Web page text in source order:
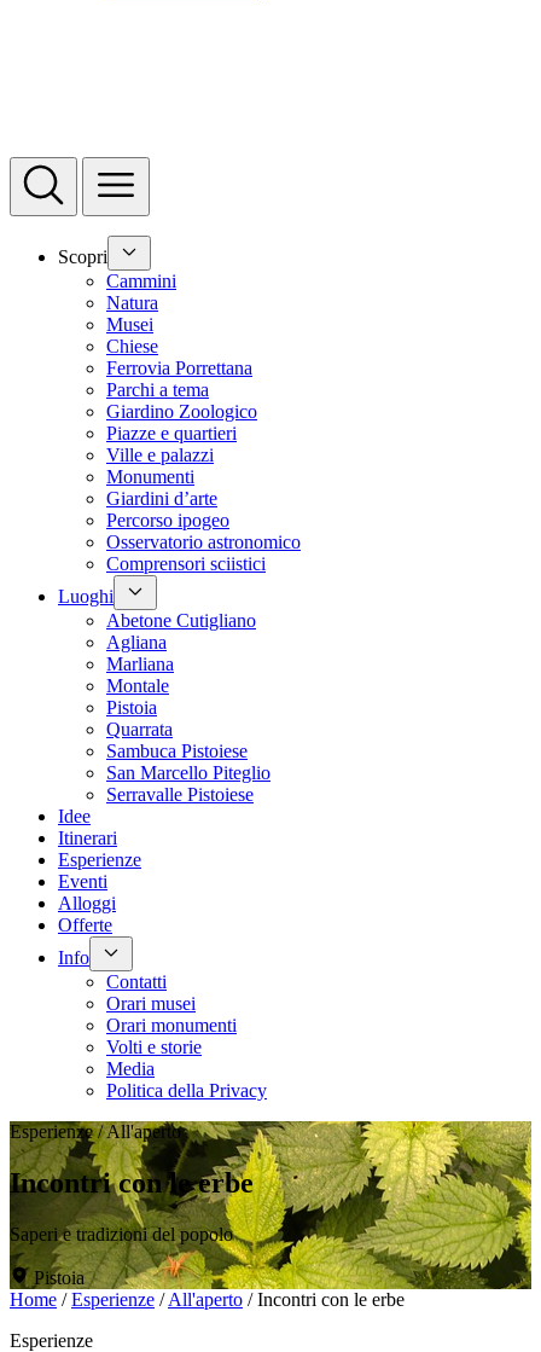
Scopri
Cammini
Natura
Musei
Chiese
Ferrovia Porrettana
Parchi a tema
Giardino Zoologico
Piazze e quartieri
Ville e palazzi
Monumenti
Giardini d’arte
Percorso ipogeo
Osservatorio astronomico
Comprensori sciistici
Luoghi
Abetone Cutigliano
Agliana
Marliana
Montale
Pistoia
Quarrata
Sambuca Pistoiese
San Marcello Piteglio
Serravalle Pistoiese
Idee
Itinerari
Esperienze
Eventi
Alloggi
Offerte
Info
Contatti
Orari musei
Orari monumenti
Volti e storie
Media
Politica della Privacy
Esperienze /All'aperto
Incontri con le erbe
Saperi e tradizioni del popolo
Pistoia
Home /Esperienze /All'aperto /Incontri con le erbe
Esperienze